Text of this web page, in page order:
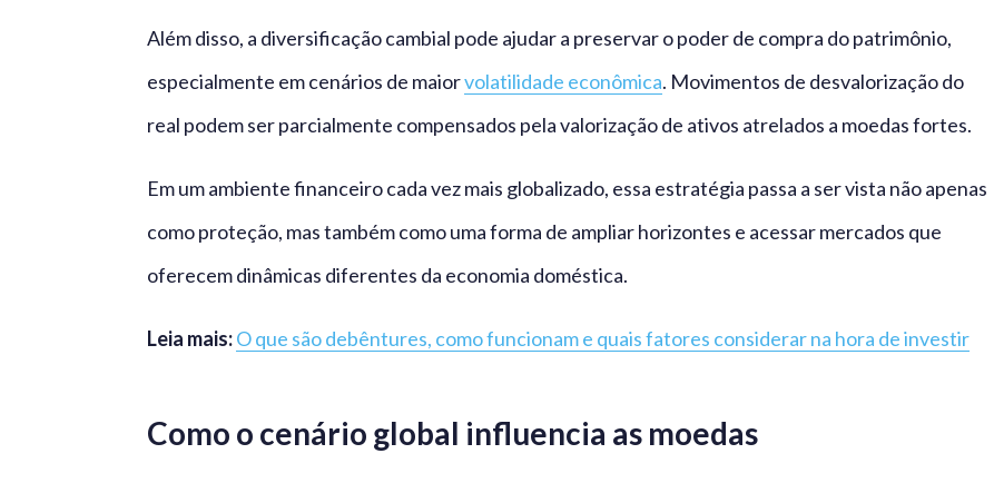
Além disso, a diversificação cambial pode ajudar a preservar o poder de compra do patrimônio,
especialmente em cenários de maiorvolatilidade econômica. Movimentos de desvalorização do
real podem ser parcialmente compensados pela valorização de ativos atrelados a moedas fortes.
Em um ambiente financeiro cada vez mais globalizado, essa estratégia passa a ser vista não apenas
como proteção, mas também como uma forma de ampliar horizontes e acessar mercados que
oferecem dinâmicas diferentes da economia doméstica.
Leia mais:O que são debêntures, como funcionam e quais fatores considerar na hora de investir
Como o cenário global influencia as moedas